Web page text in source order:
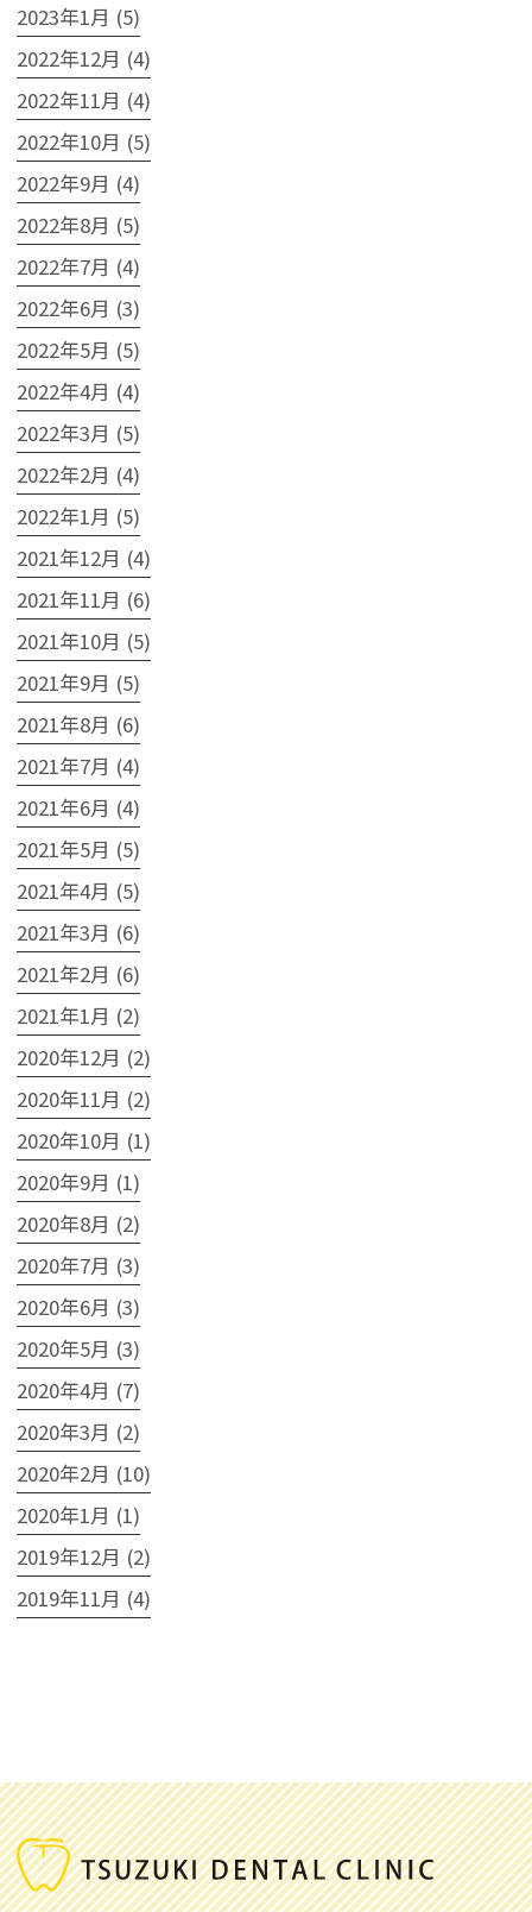
2023年1月 (5)
2022年12月 (4)
2022年11月 (4)
2022年10月 (5)
2022年9月 (4)
2022年8月 (5)
2022年7月 (4)
2022年6月 (3)
2022年5月 (5)
2022年4月 (4)
2022年3月 (5)
2022年2月 (4)
2022年1月 (5)
2021年12月 (4)
2021年11月 (6)
2021年10月 (5)
2021年9月 (5)
2021年8月 (6)
2021年7月 (4)
2021年6月 (4)
2021年5月 (5)
2021年4月 (5)
2021年3月 (6)
2021年2月 (6)
2021年1月 (2)
2020年12月 (2)
2020年11月 (2)
2020年10月 (1)
2020年9月 (1)
2020年8月 (2)
2020年7月 (3)
2020年6月 (3)
2020年5月 (3)
2020年4月 (7)
2020年3月 (2)
2020年2月 (10)
2020年1月 (1)
2019年12月 (2)
2019年11月 (4)